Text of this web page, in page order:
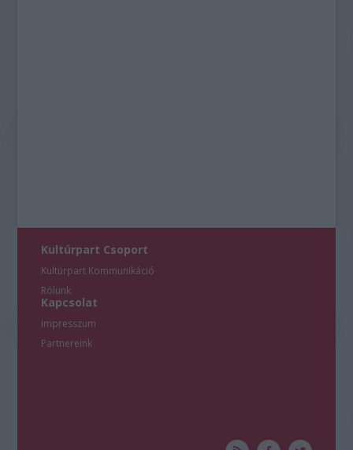
Kultúrpart Csoport
Kultúrpart Kommunikáció
Rólunk
Kapcsolat
Impresszum
Partnereink